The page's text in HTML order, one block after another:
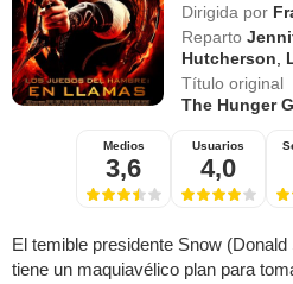
Dirigida por
Reparto
Hutcherson
Título original
The Hunger
Medios
3,6
Usuarios
4,0
El temible presidente Snow
tiene un maquiavélico plan para